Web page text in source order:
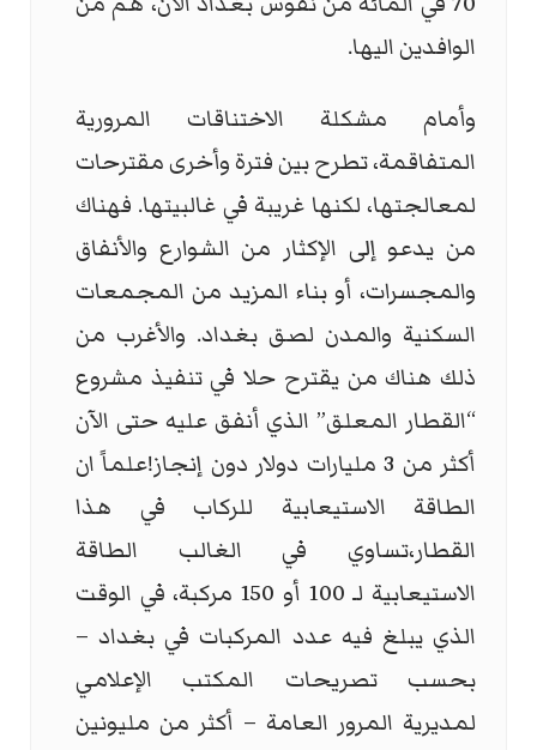
الوافدين اليها.
وأمام مشكلة الاختناقات المرورية
المتفاقمة، تطرح بين فترة وأخرى مقترحات
لمعالجتها، لكنها غريبة في غالبيتها. فهناك
من يدعو إلى الإكثار من الشوارع والأنفاق
والمجسرات، أو بناء المزيد من المجمعات
السكنية والمدن لصق بغداد. والأغرب من
ذلك هناك من يقترح حلا في تنفيذ مشروع
“القطار المعلق” الذي أنفق عليه حتى الآن
أكثر من 3 مليارات دولار دون إنجاز!علماً ان
الطاقة الاستيعابية للركاب في هذا
القطار،تساوي في الغالب الطاقة
الاستيعابية لـ 100 أو 150 مركبة، في الوقت
الذي يبلغ فيه عدد المركبات في بغداد –
بحسب تصريحات المكتب الإعلامي
لمديرية المرور العامة – أكثر من مليونين